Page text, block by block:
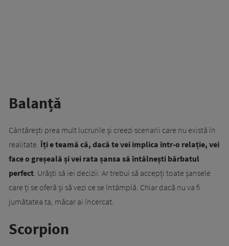
Balanță
Cântărești prea mult lucrurile și creezi scenarii care nu există în
realitate. Îți e teamă că, dacă te vei implica într-o relație, vei
face o greșeală și vei rata șansa să întâlnești bărbatul
perfect. Urăști să iei decizii. Ar trebui să accepți toate șansele
care ți se oferă și să vezi ce se întâmplă. Chiar dacă nu va fi
jumătatea ta, măcar ai încercat.
Scorpion